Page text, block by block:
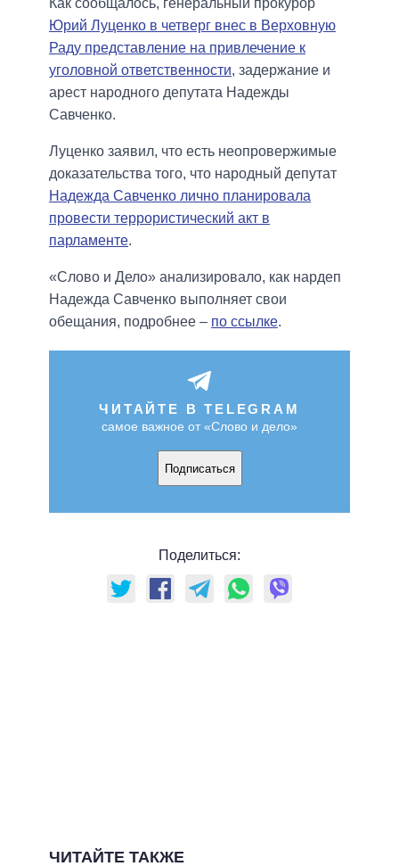
Как сообщалось, генеральный прокурор
Юрий Луценко в четверг внес в Верховную
Раду представление на привлечение к
уголовной ответственности, задержание и
арест народного депутата Надежды
Савченко.
Луценко заявил, что есть неопровержимые
доказательства того, что народный депутат
Надежда Савченко лично планировала
провести террористический акт в
парламенте.
«Слово и Дело» анализировало, как нардеп
Надежда Савченко выполняет свои
обещания, подробнее – по ссылке.
ЧИТАЙТЕ В TELEGRAM
самое важное от «Слово и дело»
Подписаться
Поделиться:
ЧИТАЙТЕ ТАКЖЕ